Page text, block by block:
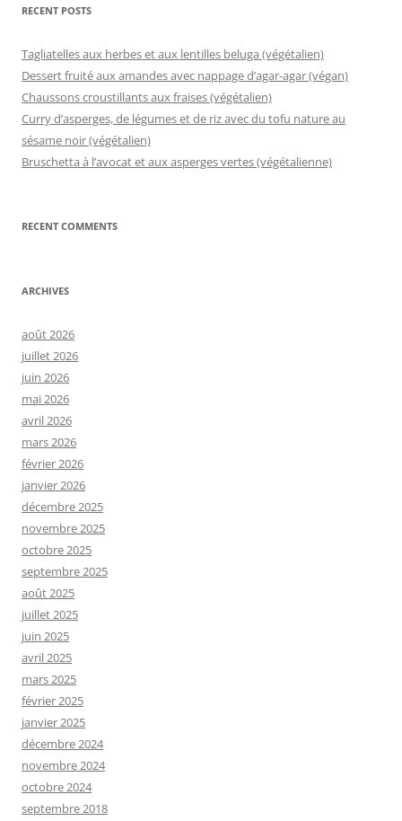
RECENT POSTS
Tagliatelles aux herbes et aux lentilles beluga (végétalien)
Dessert fruité aux amandes avec nappage d’agar-agar (végan)
Chaussons croustillants aux fraises (végétalien)
Curry d’asperges, de légumes et de riz avec du tofu nature au
sésame noir (végétalien)
Bruschetta à l’avocat et aux asperges vertes (végétalienne)
RECENT COMMENTS
ARCHIVES
août 2026
juillet 2026
juin 2026
mai 2026
avril 2026
mars 2026
février 2026
janvier 2026
décembre 2025
novembre 2025
octobre 2025
septembre 2025
août 2025
juillet 2025
juin 2025
avril 2025
mars 2025
février 2025
janvier 2025
décembre 2024
novembre 2024
octobre 2024
septembre 2018